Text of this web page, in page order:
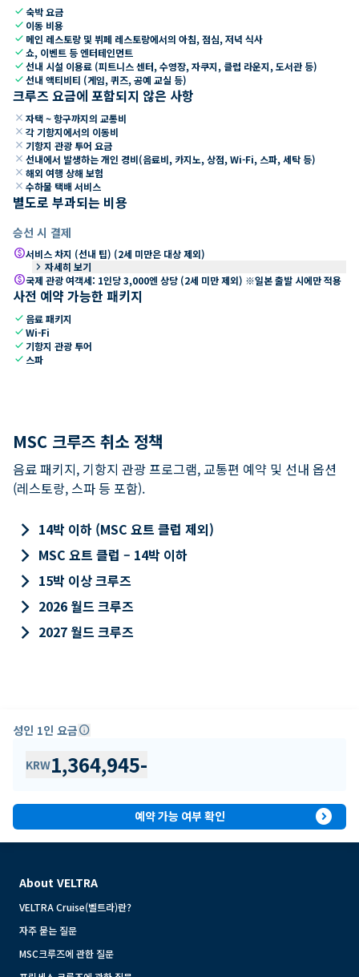
check숙박 요금
check 이동 비용
check 메인 레스토랑 및 뷔페 레스토랑에서의 아침, 점심, 저녁 식사
check쇼, 이벤트 등 엔터테인먼트
check선내 시설 이용료 (피트니스 센터, 수영장, 자쿠지, 클럽 라운지, 도서관 등)
check선내 액티비티 (게임, 퀴즈, 공예 교실 등)
크루즈 요금에 포함되지 않은 사항
close 자택 ~ 항구까지의 교통비
close 각 기항지에서의 이동비
close 기항지 관광 투어 요금
close 선내에서 발생하는 개인 경비(음료비, 카지노, 상점, Wi-Fi, 스파, 세탁 등)
close 해외 여행 상해 보험
close 수하물 택배 서비스
별도로 부과되는 비용
승선 시 결제
paid서비스 차지 (선내 팁) (2세 미만은 대상 제외)
keyboard_arrow_right 자세히 보기
paid국제 관광 여객세: 1인당 3,000엔 상당 (2세 미만 제외) ※일본 출발 시에만 적용
사전 예약 가능한 패키지
check 음료 패키지
checkWi-Fi
check 기항지 관광 투어
check 스파
MSC 크루즈 취소 정책
음료 패키지, 기항지 관광 프로그램, 교통편 예약 및 선내 옵션
(레스토랑, 스파 등 포함).
keyboard_arrow_right 14박 이하 (MSC 요트 클럽 제외)
keyboard_arrow_right MSC 요트 클럽 – 14박 이하
keyboard_arrow_right 15박 이상 크루즈
keyboard_arrow_right 2026 월드 크루즈
keyboard_arrow_right 2027 월드 크루즈
성인 1인 요금info
KRW1,364,945-
예약 가능 여부 확인 expand_circle_right
About VELTRA
VELTRA Cruise(벨트라)란?
자주 묻는 질문
MSC크루즈에 관한 질문